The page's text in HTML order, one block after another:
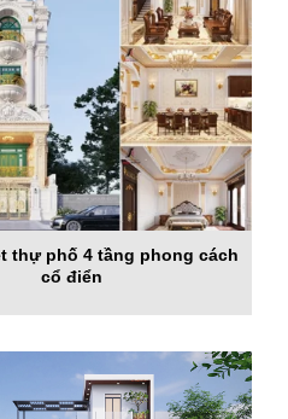
thự phố 4 tầng phong cách
cổ điển